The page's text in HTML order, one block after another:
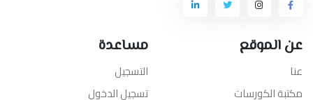
عن الموقع
عنا
مكتبة الكورسات
مساعدة
التسجيل
تسجيل الدخول